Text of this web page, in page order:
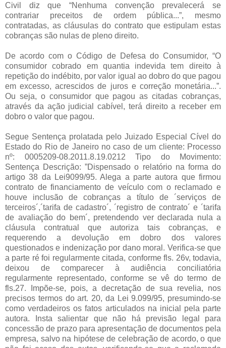
Civil diz que “Nenhuma convenção prevalecerá se
contrariar preceitos de ordem pública...”, mesmo
contratadas, as cláusulas do contrato que estipulam estas
cobranças são nulas de pleno direito.
De acordo com o Código de Defesa do Consumidor, “O
consumidor cobrado em quantia indevida tem direito à
repetição do indébito, por valor igual ao dobro do que pagou
em excesso, acrescidos de juros e correção monetária...”.
Ou seja, o consumidor que pagou as citadas cobranças,
através da ação judicial cabível, terá direito a receber em
dobro o valor que pagou.
Segue Sentença prolatada pelo Juizado Especial Cível do
Estado do Rio de Janeiro no caso de um cliente: Processo
nº: 0005209-08.2011.8.19.0212 Tipo do Movimento:
Sentença Descrição: ”Dispensado o relatório na forma do
artigo 38 da Lei9099/95. Alega a parte autora que firmou
contrato de financiamento de veículo com o reclamado e
houve inclusão de cobranças a título de ´serviços de
terceiros´,´tarifa de cadastro´, ´registro de contrato´ e ´tarifa
de avaliação do bem´, pretendendo ver declarada nula a
cláusula contratual que autoriza tais cobranças, e
requerendo a devolução em dobro dos valores
questionados e indenização por dano moral. Verifica-se que
a parte ré foi regularmente citada, conforme fls. 26v, todavia,
deixou de comparecer à audiência conciliatória
regularmente representado, conforme se vê do termo de
fls.27. Impõe-se, pois, a decretação de sua revelia, nos
precisos termos do art. 20, da Lei 9.099/95, presumindo-se
como verdadeiros os fatos articulados na inicial pela parte
autora. Insta salientar que não há previsão legal para
concessão de prazo para apresentação de documentos pela
empresa, salvo na hipótese de celebração de acordo, o que